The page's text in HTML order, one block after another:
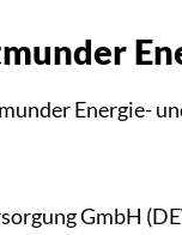
Energie-
GmbH